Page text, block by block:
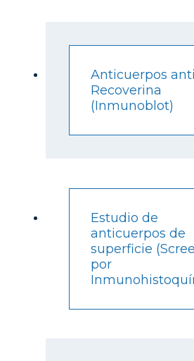
Anticuerpos
Recoverina
(Inmunoblot)
Estudio de
anticuerpos de
superficie
por